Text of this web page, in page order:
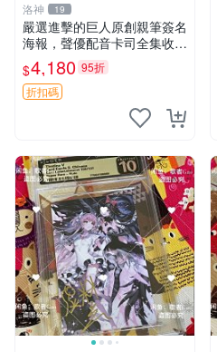
洛神 19
嚴選進擊的巨人原創親筆簽名
海報，聲優配音卡司全集收藏
推薦 艾倫、三笠、阿明、埃
爾文巨細靡遺肖像照
$4,180 95折
折扣碼